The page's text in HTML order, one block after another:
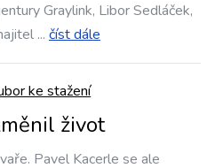
Graylink, Libor Sedláček,
... číst dále
ke stažení
život
Pavel Kacerle se ale